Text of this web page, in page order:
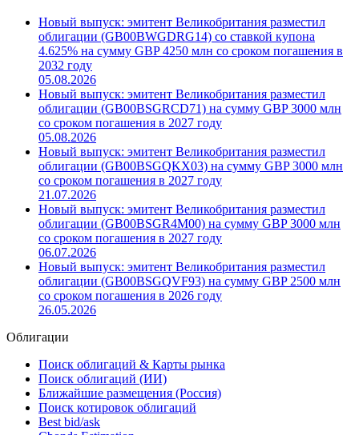
Новый выпуск: эмитент Великобритания разместил
облигации (GB00BWGDRG14) со ставкой купона
4.625% на сумму GBP 4250 млн со сроком погашения в
2032 году
05.08.2026
Новый выпуск: эмитент Великобритания разместил
облигации (GB00BSGRCD71) на сумму GBP 3000 млн
со сроком погашения в 2027 году
05.08.2026
Новый выпуск: эмитент Великобритания разместил
облигации (GB00BSGQKX03) на сумму GBP 3000 млн
со сроком погашения в 2027 году
21.07.2026
Новый выпуск: эмитент Великобритания разместил
облигации (GB00BSGR4M00) на сумму GBP 3000 млн
со сроком погашения в 2027 году
06.07.2026
Новый выпуск: эмитент Великобритания разместил
облигации (GB00BSGQVF93) на сумму GBP 2500 млн
со сроком погашения в 2026 году
26.05.2026
Облигации
Поиск облигаций & Карты рынка
Поиск облигаций (ИИ)
Ближайшие размещения (Россия)
Поиск котировок облигаций
Best bid/ask